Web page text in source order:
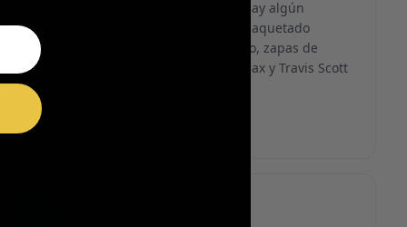
Total control del pedido, te avisan si hay algún
problema con el modelo elegido, empaquetado
perfecto con caja original y embolsado, zapas de
altísima calidad y acabados top. Air Max y Travis Scott
espectaculares. Recomendable 100%.